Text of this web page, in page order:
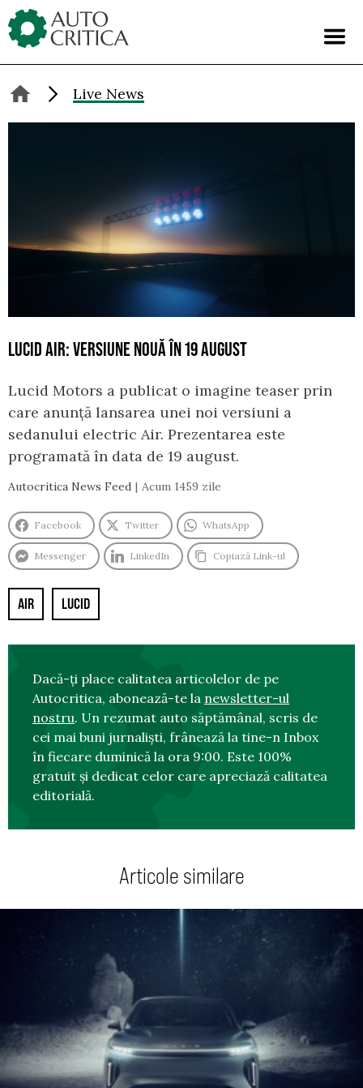
Skip
to
content
Live News
LUCID AIR: VERSIUNE NOUĂ ÎN 19 AUGUST
Lucid Motors a publicat o imagine teaser prin
care anunță lansarea unei noi versiuni a
sedanului electric Air. Prezentarea este
programată în data de 19 august.
Autocritica News Feed Acum 1459 zile
Facebook Twitter WhatsApp
Messenger LinkedIn Copiază Link-ul
AIR LUCID
Dacă-ți place calitatea articolelor de pe
Autocritica, abonează-te la newsletter-ul
nostru. Un rezumat auto săptămânal, scris de
cei mai buni jurnaliști, frânează la tine-n Inbox
în fiecare duminică la ora 9:00. Este 100%
gratuit și dedicat celor care apreciază calitatea
editorială.
Articole similare